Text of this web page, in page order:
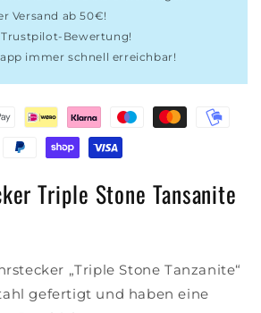
Versand ab 50€!
Trustpilot-Bewertung!
immer schnell erreichbar!
Triple Stone Tansanite
„Triple Stone Tanzanite“
gefertigt und haben eine